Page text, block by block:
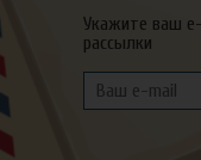
Укажите ваш
рассылки